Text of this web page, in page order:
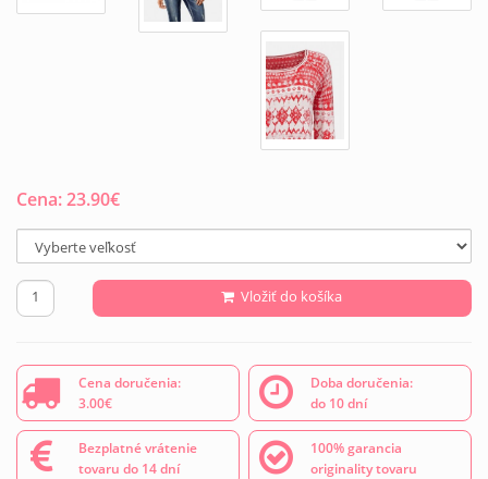
Cena:23.90€
Vložiť do košíka
Cena doručenia:
3.00€
Doba doručenia:
do 10 dní
Bezplatné vrátenie
tovaru do 14 dní
100% garancia
originality tovaru